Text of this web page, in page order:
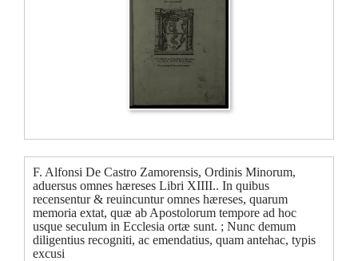
F. Alfonsi De Castro Zamorensis, Ordinis Minorum,
aduersus omnes hæreses Libri XIIII.. In quibus
recensentur & reuincuntur omnes hæreses, quarum
memoria extat, quæ ab Apostolorum tempore ad hoc
usque seculum in Ecclesia ortæ sunt. ; Nunc demum
diligentius recogniti, ac emendatius, quam antehac, typis
excusi